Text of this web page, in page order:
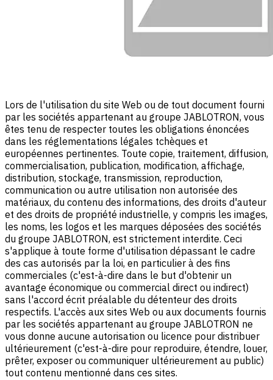
Lors de l'utilisation du site Web ou de tout document fourni
par les sociétés appartenant au groupe JABLOTRON, vous
êtes tenu de respecter toutes les obligations énoncées
dans les réglementations légales tchèques et
européennes pertinentes. Toute copie, traitement, diffusion,
commercialisation, publication, modification, affichage,
distribution, stockage, transmission, reproduction,
communication ou autre utilisation non autorisée des
matériaux, du contenu des informations, des droits d'auteur
et des droits de propriété industrielle, y compris les images,
les noms, les logos et les marques déposées des sociétés
du groupe JABLOTRON, est strictement interdite. Ceci
s'applique à toute forme d'utilisation dépassant le cadre
des cas autorisés par la loi, en particulier à des fins
commerciales (c'est-à-dire dans le but d'obtenir un
avantage économique ou commercial direct ou indirect)
sans l'accord écrit préalable du détenteur des droits
respectifs. L'accès aux sites Web ou aux documents fournis
par les sociétés appartenant au groupe JABLOTRON ne
vous donne aucune autorisation ou licence pour distribuer
ultérieurement (c'est-à-dire pour reproduire, étendre, louer,
prêter, exposer ou communiquer ultérieurement au public)
tout contenu mentionné dans ces sites.